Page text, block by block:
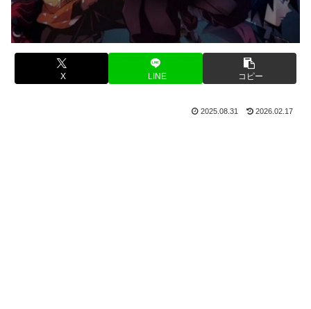
X LINE コピー
2025.08.31 2026.02.17